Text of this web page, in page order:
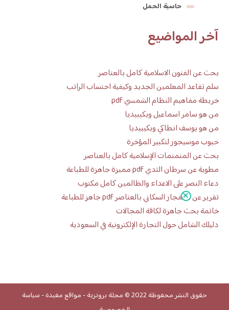
حاسبة الحمل
آخر المواضيع
بحث عن الفنون الاسلامية كامل بالعناصر
سلم تقاعد المعلمين الجديد وكيفية احتساب الراتب
خريطة مفاهيم النظام الشمسي pdf
من هو سامر اسماعيل ويكيبيديا
من هو يوسف انطاكي ويكيبيديا
حبوب موسيجور لتكبير المؤخرة
بحث عن المنمنمات الإسلامية كامل بالعناصر
مطوية عن سرطان الثدي pdf مميزة جاهزة للطباعة
دعاء النصر على الاعداء والظالمين كامل مكتوب
تقرير عن الانفجار السكاني بالعناصر pdf جاهز للطباعة
خاتمة بحث جاهزة لكافة المجالات
دليلك الشامل حول التجارة الإلكترونية في السعودية
حقوق النشر محفوظة 2022 © مجلة برونزية-مواقع مفيدة-سياسة